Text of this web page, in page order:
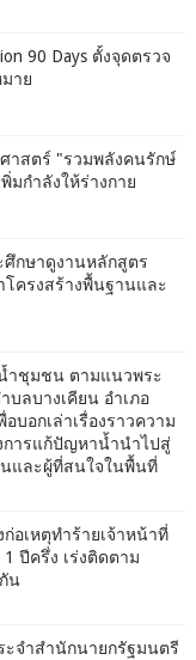
90 Days ตั้งจุดตรวจ
าย
าสตร์ "รวมพลังคนรักษ์
มกำลังให้ร่างกาย
กษาดูงานหลักสูตร
ครงสร้างพื้นฐานและ
ชุมชน ตามแนวพระ
ลบางเคียน อำเภอ
บอกเล่าเรื่องราวความ
ารแก้ปัญหาน้ำนำไปสู่
และผู้ที่สนใจในพื้นที่
อเหตุทำร้ายเจ้าหน้าที่
ปีครึ่ง เร่งติดตาม
น
จำสำนักนายกรัฐมนตรี